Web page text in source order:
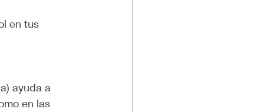
en tus
en las